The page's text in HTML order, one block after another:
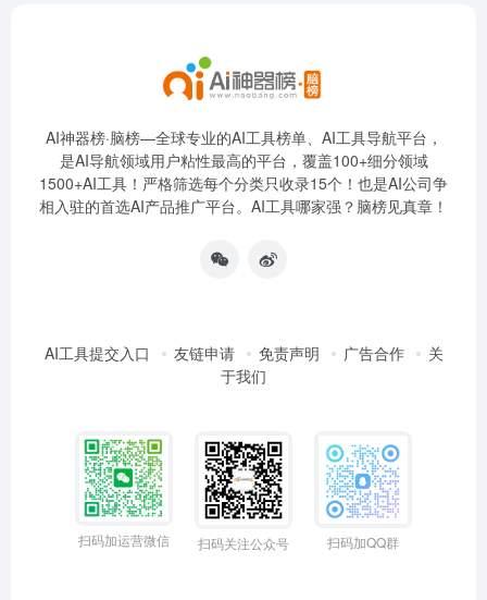
AI神器榜·脑榜—全球专业的AI工具榜单、AI工具导航平台，
是AI导航领域用户粘性最高的平台，覆盖100+细分领域
1500+AI工具！严格筛选每个分类只收录15个！也是AI公司争
相入驻的首选AI产品推广平台。AI工具哪家强？脑榜见真章！
AI工具提交入口 友链申请 免责声明 广告合作
关
于我们
扫码加运营微信 扫码关注公众号 扫码加QQ群